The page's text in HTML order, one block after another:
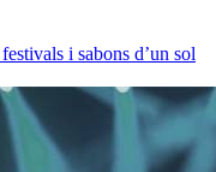
i sabons d’un sol